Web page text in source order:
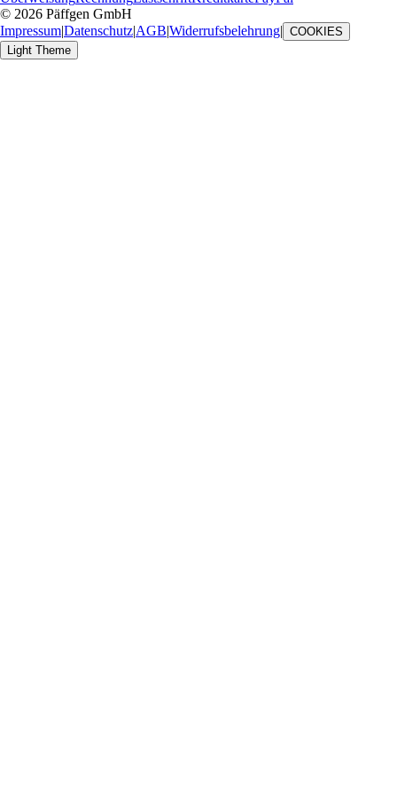
© 2026 Päffgen GmbH
Impressum|Datenschutz|AGB|Widerrufsbelehrung| COOKIES
Light Theme